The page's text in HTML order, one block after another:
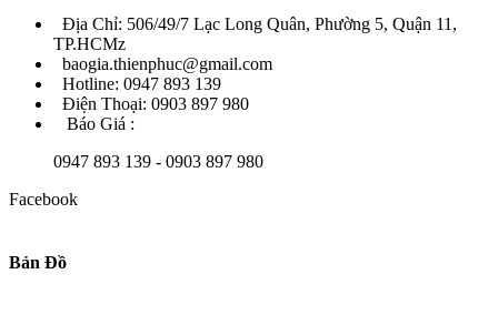
Địa Chỉ: 506/49/7 Lạc Long Quân, Phường 5, Quận 11,
TP.HCMz
baogia.thienphuc@gmail.com
Hotline: 0947 893 139
Điện Thoại: 0903 897 980
Báo Giá :
0947 893 139 - 0903 897 980
Facebook
Bản Đồ